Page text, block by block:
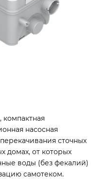
насосная
сточных
домах, от которых
воды (без фекалий)
самотеком.